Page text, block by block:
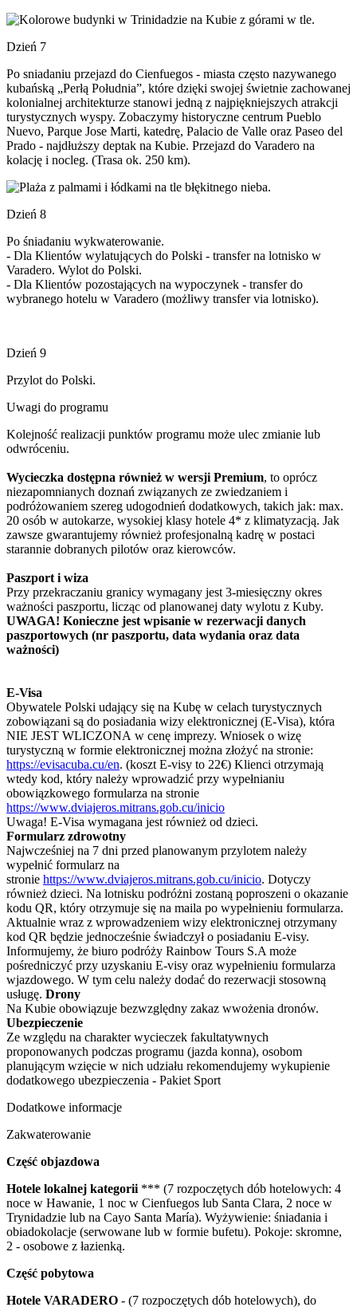
Dzień 7
Po sniadaniu przejazd do Cienfuegos - miasta często nazywanego
kubańską „Perłą Południa”, które dzięki swojej świetnie zachowanej
kolonialnej architekturze stanowi jedną z najpiękniejszych atrakcji
turystycznych wyspy. Zobaczymy historyczne centrum Pueblo
Nuevo, Parque Jose Marti, katedrę, Palacio de Valle oraz Paseo del
Prado - najdłuższy deptak na Kubie. Przejazd do Varadero na
kolację i nocleg. (Trasa ok. 250 km).
Dzień 8
Po śniadaniu wykwaterowanie.
- Dla Klientów wylatujących do Polski - transfer na lotnisko w
Varadero. Wylot do Polski.
- Dla Klientów pozostających na wypoczynek - transfer do
wybranego hotelu w Varadero (możliwy transfer via lotnisko).
Dzień 9
Przylot do Polski.
Uwagi do programu
Kolejność realizacji punktów programu może ulec zmianie lub
odwróceniu.
Wycieczka dostępna również w wersji Premium, to oprócz
niezapomnianych doznań związanych ze zwiedzaniem i
podróżowaniem szereg udogodnień dodatkowych, takich jak: max.
20 osób w autokarze, wysokiej klasy hotele 4* z klimatyzacją. Jak
zawsze gwarantujemy również profesjonalną kadrę w postaci
starannie dobranych pilotów oraz kierowców.
Paszport i wiza
Przy przekraczaniu granicy wymagany jest 3-miesięczny okres
ważności paszportu, licząc od planowanej daty wylotu z Kuby.
UWAGA! Konieczne jest wpisanie w rezerwacji danych
paszportowych (nr paszportu, data wydania oraz data
ważności)
E-Visa
Obywatele Polski udający się na Kubę w celach turystycznych
zobowiązani są do posiadania wizy elektronicznej (E-Visa), która
NIE JEST WLICZONA w cenę imprezy. Wniosek o wizę
turystyczną w formie elektronicznej można złożyć na stronie:
https://evisacuba.cu/en. (koszt E-visy to 22€) Klienci otrzymają
wtedy kod, który należy wprowadzić przy wypełnianiu
obowiązkowego formularza na stronie
https://www.dviajeros.mitrans.gob.cu/inicio
Uwaga! E-Visa wymagana jest również od dzieci.
Formularz zdrowotny
Najwcześniej na 7 dni przed planowanym przylotem należy
wypełnić formularz na
stronie https://www.dviajeros.mitrans.gob.cu/inicio. Dotyczy
również dzieci. Na lotnisku podróżni zostaną poproszeni o okazanie
kodu QR, który otrzymuje się na maila po wypełnieniu formularza.
Aktualnie wraz z wprowadzeniem wizy elektronicznej otrzymany
kod QR będzie jednocześnie świadczył o posiadaniu E-visy.
Informujemy, że biuro podróży Rainbow Tours S.A może
pośredniczyć przy uzyskaniu E-visy oraz wypełnieniu formularza
wjazdowego. W tym celu należy dodać do rezerwacji stosowną
usługę. Drony
Na Kubie obowiązuje bezwzględny zakaz wwożenia dronów.
Ubezpieczenie
Ze względu na charakter wycieczek fakultatywnych
proponowanych podczas programu (jazda konna), osobom
planującym wzięcie w nich udziału rekomendujemy wykupienie
dodatkowego ubezpieczenia - Pakiet Sport
Dodatkowe informacje
Zakwaterowanie
Część objazdowa
Hotele lokalnej kategorii *** (7 rozpoczętych dób hotelowych: 4
noce w Hawanie, 1 noc w Cienfuegos lub Santa Clara, 2 noce w
Trynidadzie lub na Cayo Santa María). Wyżywienie: śniadania i
obiadokolacje (serwowane lub w formie bufetu). Pokoje: skromne,
2 - osobowe z łazienką.
Część pobytowa
Hotele VARADERO - (7 rozpoczętych dób hotelowych), do